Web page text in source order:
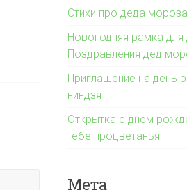
Стихи про деда мороза
Новогодняя рамка для
Поздравления дед
Приглашение на день
ниндзя
Открытка с днем
тебе процветанья
Мета